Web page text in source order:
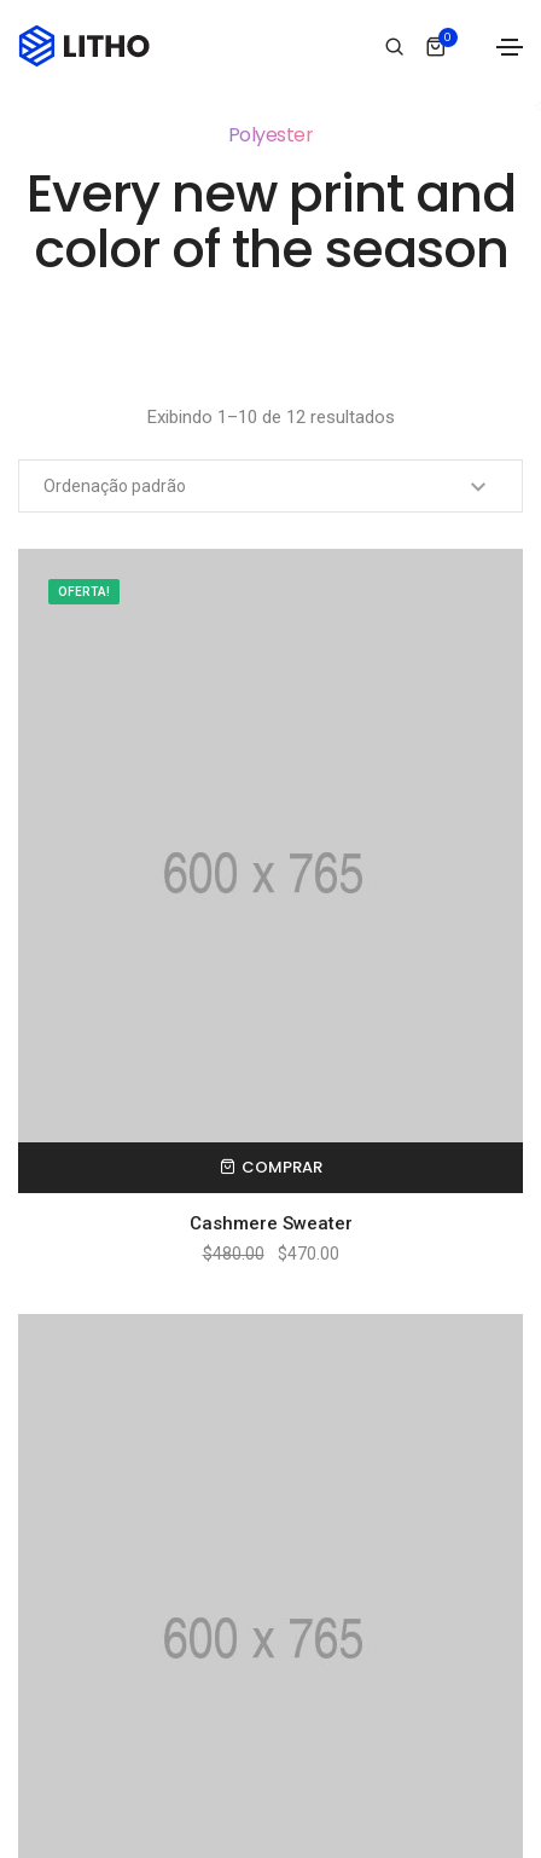
0
Polyester
Every new print and
color of the season
Exibindo 1–10 de 12 resultados
OFERTA!
COMPRAR
Cashmere Sweater
$480.00 $470.00